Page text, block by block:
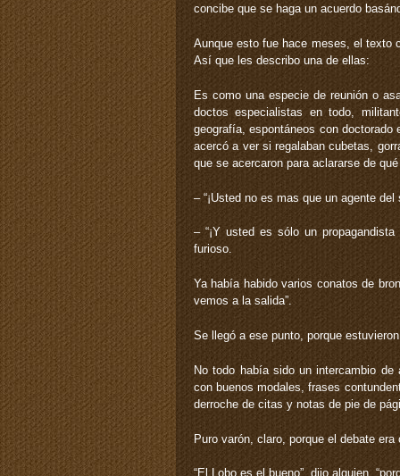
concibe que se haga un acuerdo
Aunque esto fue hace meses, el texto
Así que les describo una de ellas:
Es como una especie de reunión o
doctos especialistas en todo,
geografía, espontáneos con
acercó a ver si regalaban cubetas,
que se acercaron para aclararse de
– “¡Usted no es mas que un agente
– “¡Y usted es sólo un
furioso.
Ya había habido varios conatos de
vemos a la salida”.
Se llegó a ese punto, porque
No todo había sido un intercambio
con buenos modales, frases
derroche de citas y notas de pie de
Puro varón, claro, porque el debate era
“El Lobo es el bueno”, dijo alguien,